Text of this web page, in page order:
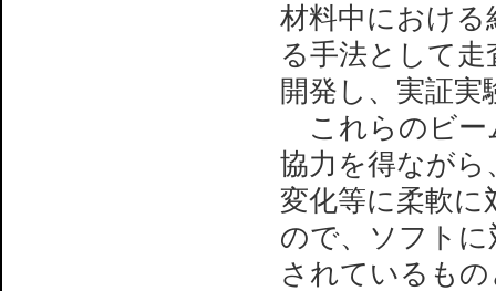
材料中における
る手法として走
開発し、実証
これらのビー
協力を得ながら
変化等に柔軟に
ので、ソフト
されているも